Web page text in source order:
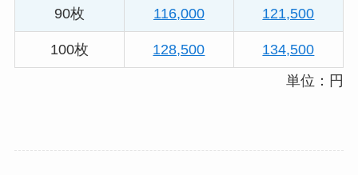
90枚 116,000 121,500
100枚 128,500
134,500
単位：円